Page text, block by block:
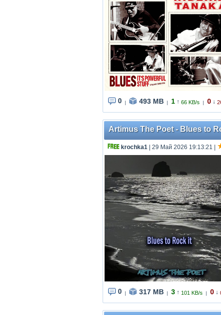
0 493 MB 1 ↑ 66 KB/s 0 ↓
Artimus The Poet - Blues to
krochka1 | 29 Май 2026 19:13:21
0 317 MB 3 ↑ 101 KB/s 0 ↓